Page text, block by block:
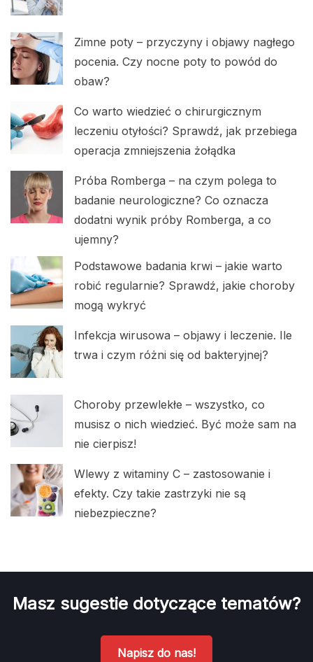
Zimne poty – przyczyny i objawy nagłego
pocenia. Czy nocne poty to powód do
obaw?
Co warto wiedzieć o chirurgicznym
leczeniu otyłości? Sprawdź, jak przebiega
operacja zmniejszenia żołądka
Próba Romberga – na czym polega to
badanie neurologiczne? Co oznacza
dodatni wynik próby Romberga, a co
ujemny?
Podstawowe badania krwi – jakie warto
robić regularnie? Sprawdź, jakie choroby
mogą wykryć
Infekcja wirusowa – objawy i leczenie. Ile
trwa i czym różni się od bakteryjnej?
Choroby przewlekłe – wszystko, co
musisz o nich wiedzieć. Być może sam na
nie cierpisz!
Wlewy z witaminy C – zastosowanie i
efekty. Czy takie zastrzyki nie są
niebezpieczne?
Masz sugestie dotyczące tematów?
Napisz do nas!